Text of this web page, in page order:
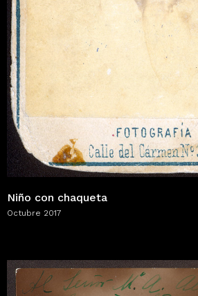
Niño con chaqueta
Octubre 2017